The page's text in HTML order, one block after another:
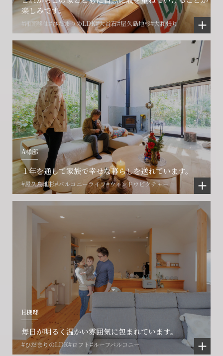
楽しみです。
#湘南移住#ひだまりのLDK#大谷石#屋久島地杉#大和張り
A様邸
１年を通して家族で幸せな暮らしを送れています。
#屋久島地杉#バルコニーライフ#ウィンドウピクチャー
H様邸
毎日が明るく温かい雰囲気に包まれています。
#ひだまりのLDK#ロフト#ルーフバルコニー
会社に関することや物件についての
ご相談はこちら
フォームからのお問い合わせ
賃貸物件入居者様の
お困りごとのご相談はこちら
解約のお申し込み
土地の活用・賃貸経営に関する
ご相談はこちら
フォームからのお問い合わせ